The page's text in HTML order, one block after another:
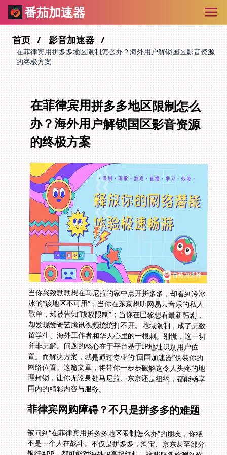
番茄加速器
首页 影音加速器
在菲律宾用拼多多地区限制怎么办？海外用户解锁国区影音资源
的终极方案
在菲律宾用拼多多地区限制怎么
办？海外用户解锁国区影音资源
的终极方案
当你兴致勃勃想在马尼拉的家中点开拼多多，却看到冷冰
冰的“该地区不可用”；当你在东京想听网易云音乐的私人
歌单，却被告知“版权限制”；当你在巴黎想看最新韩剧，
却发现爱奇艺腾讯视频统统打不开。地域限制，成了无数
留学生、海外工作者和华人心里的一根刺。别慌，这一切
并非无解。问题的核心在于平台基于IP地址识别用户位
置。而解决方案，就是通过专业的“回国加速器”伪装你的
网络位置。这篇文章，将带你一步步破解这令人头疼的地
理封锁，让你无论身处马尼拉、东京还是纽约，都能畅享
国内的精彩内容与服务。
菲律宾网购障碍？不只是拼多多的难题
被问到“在菲律宾用拼多多地区限制怎么办”的朋友，你绝
不是一个人在战斗。不仅是拼多多，淘宝、京东甚至部分
银行APP，都可能对海外IP亮起红灯。这些服务检测到你
接入互联网的节点不在中国大陆境内，便会阻断访问。手
动刷新或换浏览器完全无效。你需要的是一个能提供稳定
中国大陆IP地址的工具——这就是回国加速器的核心价
值。它能将你的网络请求通过专门优化的线路，先连接回
国内的服务器节点，再访问目标平台。无论是检查订单，